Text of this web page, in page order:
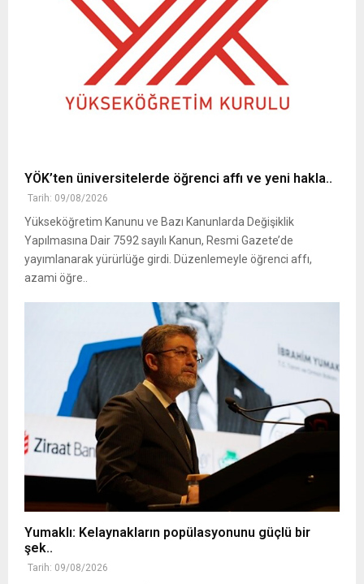
YÖK’ten üniversitelerde öğrenci affı ve yeni hakla..
Tarih: 09/08/2026
Yükseköğretim Kanunu ve Bazı Kanunlarda Değişiklik
Yapılmasına Dair 7592 sayılı Kanun, Resmi Gazete’de
yayımlanarak yürürlüğe girdi. Düzenlemeyle öğrenci affı,
azami öğre..
Yumaklı: Kelaynakların popülasyonunu güçlü bir
şek..
Tarih: 09/08/2026